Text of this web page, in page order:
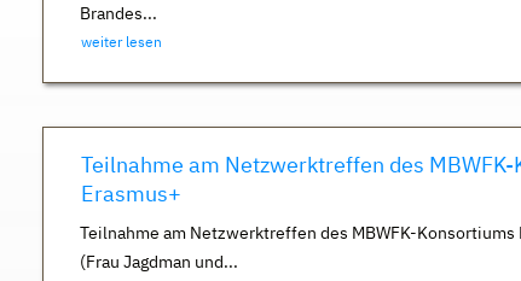
Brandes...
weiter lesen
Teilnahme am Netzwerktreffen des
Erasmus+
Teilnahme am Netzwerktreffen des MBWFK-Konsortiums
(Frau Jagdman und...